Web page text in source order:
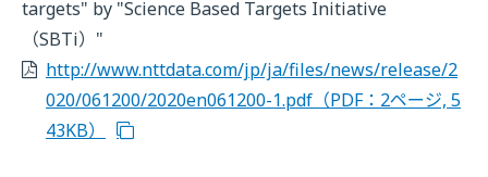
targets" by "Science Based Targets Initiative
（SBTi）"
http://www.nttdata.com/jp/ja/files/news/release/2
020/061200/2020en061200-1.pdf （PDF：2ページ, 5
43KB）